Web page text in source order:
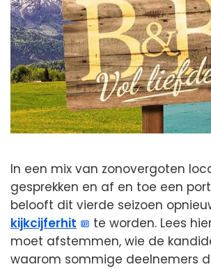
In een mix van zonovergoten
gesprekken en af en toe een
belooft dit vierde seizoen
kijkcijferhit
te worden. Lees
moet afstemmen, wie de
waarom sommige deelnemers